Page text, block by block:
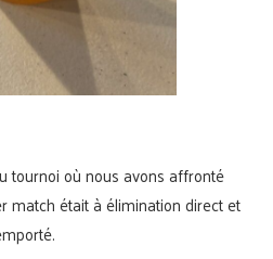
tournoi où nous avons affronté
match était à élimination direct et